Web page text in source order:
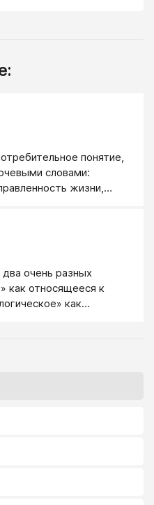
понятие,
словами:
жизни,
очень разных
как относящееся к
как